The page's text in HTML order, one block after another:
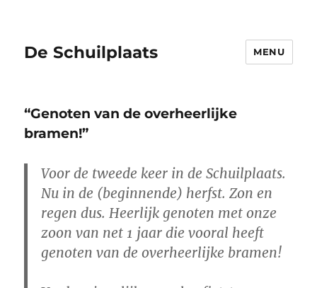
De Schuilplaats MENU
“Genoten van de overheerlijke
bramen!”
Voor de tweede keer in de Schuilplaats.
Nu in de (beginnende) herfst. Zon en
regen dus. Heerlijk genoten met onze
zoon van net 1 jaar die vooral heeft
genoten van de overheerlijke bramen!